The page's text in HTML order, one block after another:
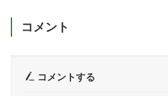
コメント
コメントする